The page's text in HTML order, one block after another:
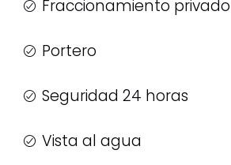
Fraccionamiento privado
Portero
Seguridad 24 horas
Vista al agua